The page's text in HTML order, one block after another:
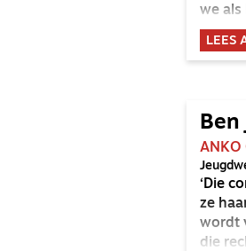
we als
LEES
Ben
ANKO
‘Die
ze
wordt
die